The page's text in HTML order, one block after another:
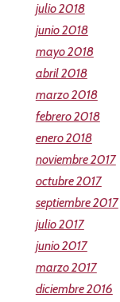
julio 2018
junio 2018
mayo 2018
abril 2018
marzo 2018
febrero 2018
enero 2018
noviembre 2017
octubre 2017
septiembre 2017
julio 2017
junio 2017
marzo 2017
diciembre 2016